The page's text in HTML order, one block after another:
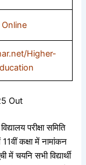
Online
Higher-
Out
परीक्षा समिति
कक्षा में नामांकन
चयनि सभी विद्यार्थी